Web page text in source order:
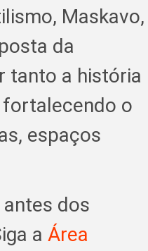
Maskavo,
da
tanto a história
o
espaços
dos
a Área